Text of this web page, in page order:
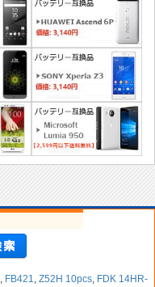
, FB421, Z52H 10pcs, FDK 14HR-